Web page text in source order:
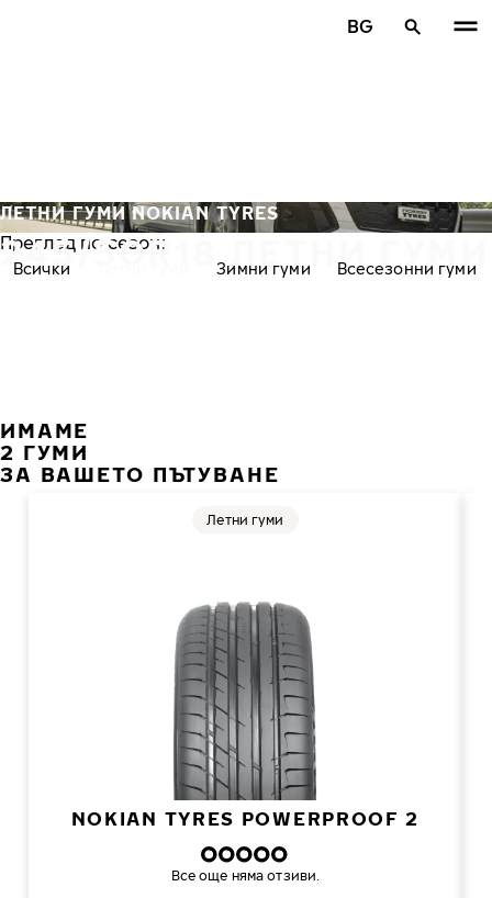
BG
245/50R18 ЛЕТНИ ГУМИ
ЛЕТНИ ГУМИ NOKIAN TYRES
Преглед по сезон:
Всички Зимни гуми Всесезонни гуми
ИМАМЕ
2 ГУМИ
ЗА ВАШЕТО ПЪТУВАНЕ
NOKIAN TYRES POWERPROOF 2
Летни гуми
Все още няма отзиви.